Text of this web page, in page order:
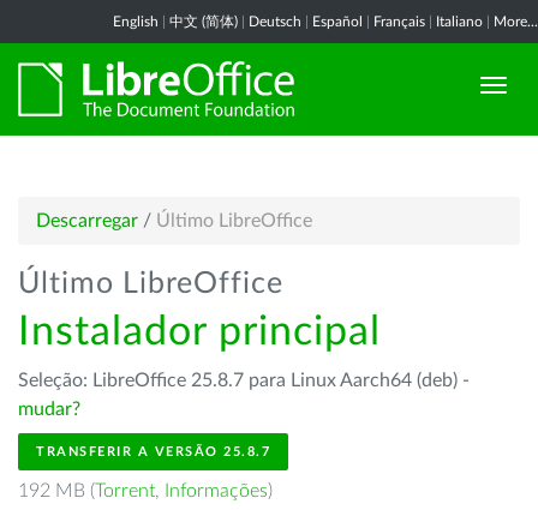
English 中文 (简体) Deutsch Español Français Italiano More...
Descarregar / Último LibreOffice
Último LibreOffice
Instalador principal
Seleção: LibreOffice 25.8.7 para Linux Aarch64 (deb) -
mudar?
TRANSFERIR A VERSÃO 25.8.7
192 MB (Torrent, Informações)